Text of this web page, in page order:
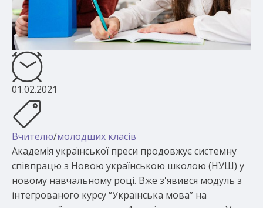
01.02.2021
Вчителю/молодших класів
Академія української преси продовжує системну
співпрацю з Новою українською школою (НУШ) у
новому навчальному році. Вже з'явився модуль з
інтегрованого курсу “Українська мова” на